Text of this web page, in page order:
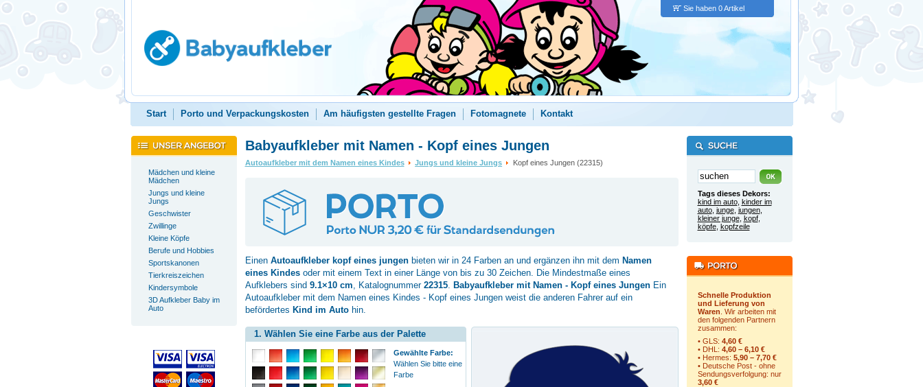
Sie haben 0 Artikel
Start Porto und Verpackungskosten Am häufigsten gestellte Fragen Fotomagnete Kontakt
Mädchen und kleine
Mädchen
Jungs und kleine
Jungs
Geschwister
Zwillinge
Kleine Köpfe
Berufe und Hobbies
Sportskanonen
Tierkreiszeichen
Kindersymbole
3D Aufkleber Baby im
Auto
Babyaufkleber mit Namen - Kopf eines Jungen
Autoaufkleber mit dem Namen eines Kindes Jungs und kleine Jungs Kopf eines Jungen (22315)
Einen Autoaufkleber kopf eines jungenbieten wir in 24 Farben an und ergänzen ihn mit dem Namen
eines Kindesoder mit einem Text in einer Länge von bis zu 30 Zeichen. Die Mindestmaße eines
Aufklebers sind 9.1×10 cm, Katalognummer 22315. Babyaufkleber mit Namen - Kopf eines JungenEin
Autoaufkleber mit dem Namen eines Kindes - Kopf eines Jungen weist die anderen Fahrer auf ein
befördertes Kind im Autohin.
1. Wählen Sie eine Farbe aus der Palette
Gewählte Farbe:
Wählen Sie bitte eine
Farbe
Tags dieses Dekors:
kind im auto, kinder im
auto, junge, jungen,
kleiner junge, kopf,
köpfe, kopfzeile
Schnelle Produktion
und Lieferung von
Waren . Wir arbeiten mit
den folgenden Partnern
zusammen:
• GLS: 4,60 €
• DHL: 4,60 – 6,10 €
• Hermes: 5,90 – 7,70 €
• Deutsche Post - ohne
Sendungsverfolgung: nur
3,60 €